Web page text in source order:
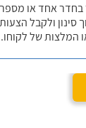
בחדר אחד או
ולקבל
המלצות של לקוחו